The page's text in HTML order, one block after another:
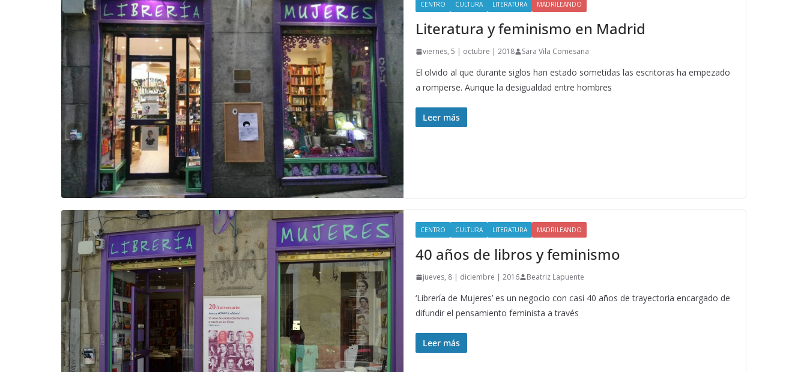
CENTRO CULTURA LITERATURA MADRILEANDO
Literatura y feminismo en Madrid
viernes, 5 | octubre | 2018 Sara Vila Comesana
El olvido al que durante siglos han estado sometidas las escritoras ha empezado
a romperse. Aunque la desigualdad entre hombres
Leer más
CENTRO CULTURA LITERATURA MADRILEANDO
40 años de libros y feminismo
jueves, 8 | diciembre | 2016 Beatriz Lapuente
‘Librería de Mujeres’ es un negocio con casi 40 años de trayectoria encargado de
difundir el pensamiento feminista a través
Leer más